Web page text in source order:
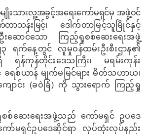
မျိုးသားလူ့အခွင့်အရေးကော်မရှင်မှ အဖွဲ့ဝင်
တာသန်းမြင့်၊ ဒေါက်တာမြင့်သူမြိုင်နှင့်
ဆောင်သော ကြည့်ရှုစစ်ဆေးရေးအဖွဲ့
၃ ရက်နေ့တွင် လူမှုဝန်ထမ်းဦးစီးဌာန၏
ရန်ကုန်တိုင်းဒေသကြီး၊ မရမ်းကုန်း
ငံ ခရစ်ယာန် မျက်မမြင်များ မိတ်သဟာယ၊
ောင်း (ခဝဲခြံ) ကို
သွားရောက် ကြည့်ရှု
စစ်ဆေးရေးအဖွဲ့သည်
ကော်မရှင် ဥပဒေ
၊ ကော်မရှင်ဥပဒေဆိုင်ရာ လုပ်ထုံးလုပ်နည်း